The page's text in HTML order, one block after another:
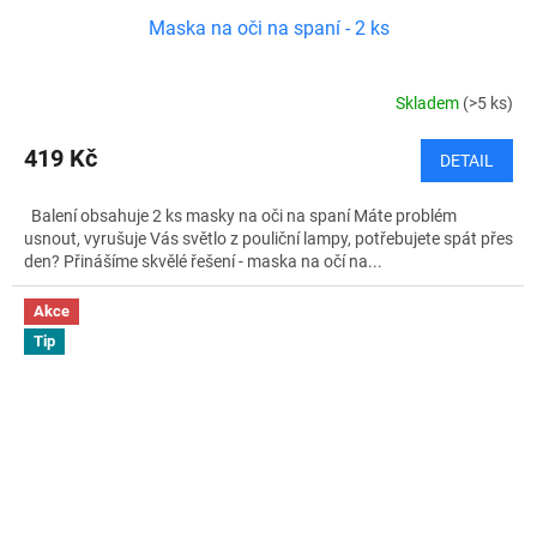
Maska na oči na spaní - 2 ks
Skladem (>5 ks)
419 Kč DETAIL
Balení obsahuje 2 ks masky na oči na spaní Máte problém
usnout, vyrušuje Vás světlo z pouliční lampy, potřebujete spát přes
den? Přinášíme skvělé řešení - maska na očí na...
Akce
Tip